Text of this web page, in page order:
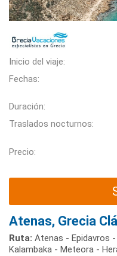
Inicio del viaje:
Fechas:
Duración:
Traslados nocturnos:
Precio:
Atenas, Grecia
Ruta: Atenas - Epidavros
Kalambaka - Meteora -